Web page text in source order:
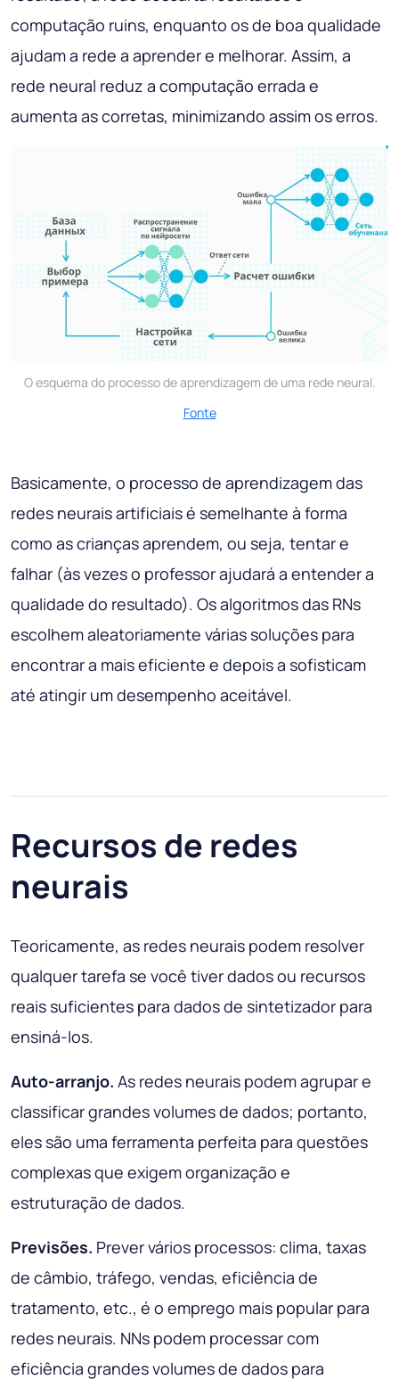
computação ruins, enquanto os de boa qualidade
ajudam a rede a aprender e melhorar. Assim, a
rede neural reduz a computação errada e
aumenta as corretas, minimizando assim os erros.
O esquema do processo de aprendizagem de uma rede neural.
Fonte
Basicamente, o processo de aprendizagem das
redes neurais artificiais é semelhante à forma
como as crianças aprendem, ou seja, tentar e
falhar (às vezes o professor ajudará a entender a
qualidade do resultado). Os algoritmos das RNs
escolhem aleatoriamente várias soluções para
encontrar a mais eficiente e depois a sofisticam
até atingir um desempenho aceitável.
Recursos de redes
neurais
Teoricamente, as redes neurais podem resolver
qualquer tarefa se você tiver dados ou recursos
reais suficientes para dados de sintetizador para
ensiná-los.
Auto-arranjo. As redes neurais podem agrupar e
classificar grandes volumes de dados; portanto,
eles são uma ferramenta perfeita para questões
complexas que exigem organização e
estruturação de dados.
Previsões. Prever vários processos: clima, taxas
de câmbio, tráfego, vendas, eficiência de
tratamento, etc., é o emprego mais popular para
redes neurais. NNs podem processar com
eficiência grandes volumes de dados para